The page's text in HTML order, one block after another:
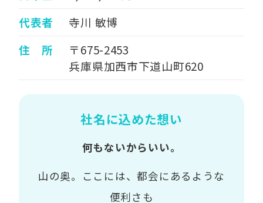
代表者
寺川 敏博
住 所
〒675-2453
兵庫県加西市下道山町620
社名に込めた想い
何もないからいい。
山の奥。ここには、都会にあるような
便利さも